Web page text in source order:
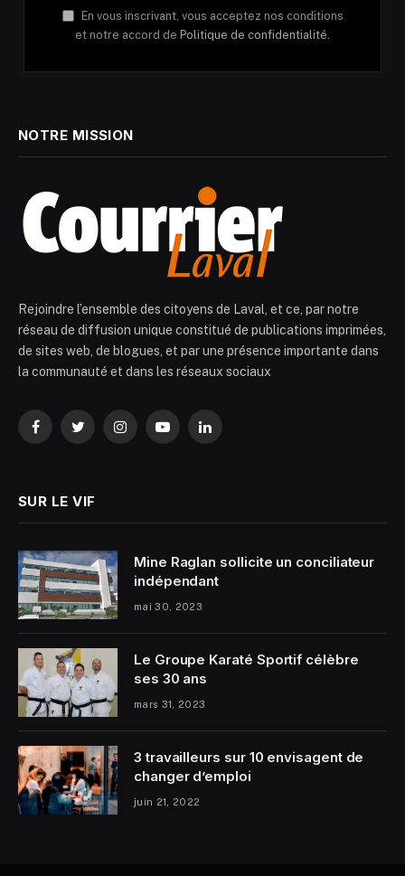
En vous inscrivant, vous acceptez nos conditions
et notre accord de Politique de confidentialité.
NOTRE MISSION
Rejoindre l’ensemble des citoyens de Laval, et ce, par notre
réseau de diffusion unique constitué de publications imprimées,
de sites web, de blogues, et par une présence importante dans
la communauté et dans les réseaux sociaux
FacebookTwitterInstagramYouTubeLinkedIn
SUR LE VIF
Mine Raglan sollicite un conciliateur
indépendant
mai 30, 2023
Le Groupe Karaté Sportif célèbre
ses 30 ans
mars 31, 2023
3 travailleurs sur 10 envisagent de
changer d’emploi
juin 21, 2022